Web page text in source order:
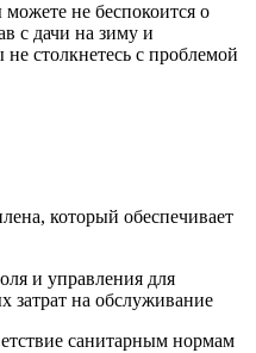
не беспокоится о
с дачи на зиму и
столкнетесь с проблемой
который обеспечивает
и управления для
на обслуживание
санитарным нормам